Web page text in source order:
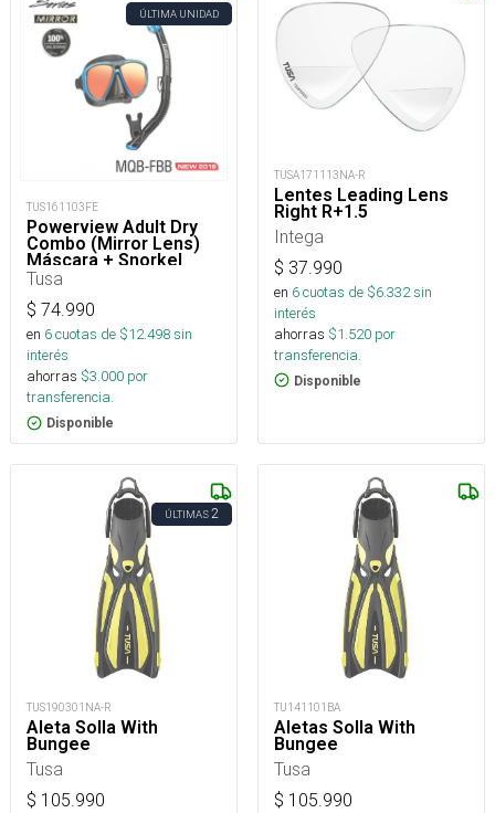
ÚLTIMA UNIDAD
TUS161103FE
Powerview Adult Dry
Combo (Mirror Lens)
Máscara + Snorkel
Tusa
$ 74.990
en 6cuotas de $12.498sin
interés
ahorras $3.000 por
transferencia.
Disponible
TUSA171113NA-R
Lentes Leading Lens
Right R+1.5
Intega
$ 37.990
en 6cuotas de $6.332sin
interés
ahorras $1.520 por
transferencia.
Disponible
ÚLTIMAS2
TUS190301NA-R
Aleta Solla With
Bungee
Tusa
$ 105.990
TU141101BA
Aletas Solla With
Bungee
Tusa
$ 105.990